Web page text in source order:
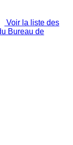
Voir la liste des
Bureau de